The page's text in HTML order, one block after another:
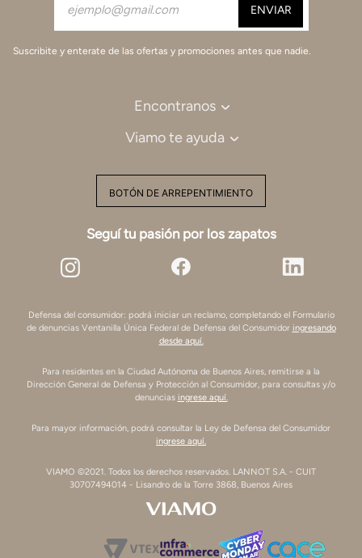
Suscribite y enterate de las ofertas y promociones antes que nadie.
Encontranos
Viamo te ayuda
BOTÓN DE ARREPENTIMIENTO
Seguí tu pasión por los zapatos
Defensa del consumidor: podrá iniciar un reclamo, completando el Formulario
de denuncias Ventanilla Única Federal de Defensa del Consumidor ingresando
desde aquí.
Para residentes en la Ciudad Autónoma de Buenos Aires, remitirse a la
Dirección General de Defensa y Protección al Consumidor, para consultas y/o
denuncias ingrese aquí.
Para mayor información, podrá consultar la Ley de Defensa del Consumidor
ingrese aquí.
VIAMO ©2021. Todos los derechos reservados. LANNOT S.A. - CUIT
30707494014 - Lisandro de la Torre 3868, Buenos Aires